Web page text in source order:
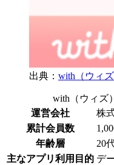
出典： with（ウィズ
with（ウィズ
運営会社
株
累計会員数
年齢層
20
主なアプリ利用目的 デ